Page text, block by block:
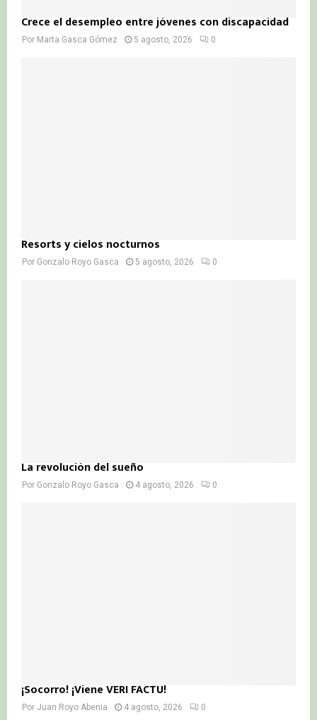
Crece el desempleo entre jóvenes con discapacidad
Por Marta Gasca Gómez 5 agosto, 2026 0
Resorts y cielos nocturnos
Por Gonzalo Royo Gasca 5 agosto, 2026 0
La revolución del sueño
Por Gonzalo Royo Gasca 4 agosto, 2026 0
¡Socorro! ¡Viene VERI FACTU!
Por Juan Royo Abenia 4 agosto, 2026 0